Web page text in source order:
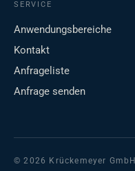
SERVICE
Anwendungsbereiche
Kontakt
Anfrageliste
Anfrage senden
© 2026 Krückemeyer GmbH